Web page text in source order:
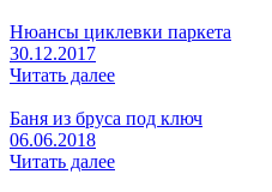
Нюансы циклевки паркета
30.12.2017
Читать далее
Баня из бруса под ключ
06.06.2018
Читать далее